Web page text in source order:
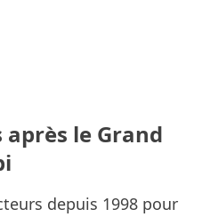
le Grand
depuis 1998 pour